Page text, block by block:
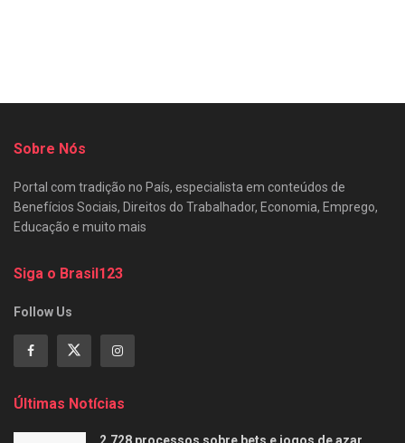
Sobre Nós
Portal com tradição no País, especialista em conteúdos de
Benefícios Sociais, Direitos do Trabalhador, Economia, Emprego,
Educação e muito mais
Siga o Brasil123
Follow Us
Últimas Notícias